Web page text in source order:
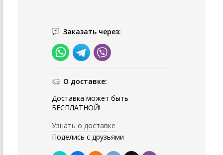
Заказать через:
О доставке:
Доставка может быть
БЕСПЛАТНОЙ!
Узнать о доставке
Поделись с друзьями